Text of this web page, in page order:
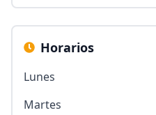
Horarios
Lunes
Martes